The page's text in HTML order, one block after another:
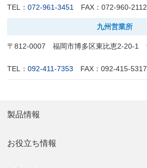
TEL： 072-961-3451 FAX：072-960-2112
九州営業所
〒812-0007 福岡市博多区東比恵2-20-1
TEL： 092-411-7353 FAX：092-415-5317
製品情報
お役立ち情報